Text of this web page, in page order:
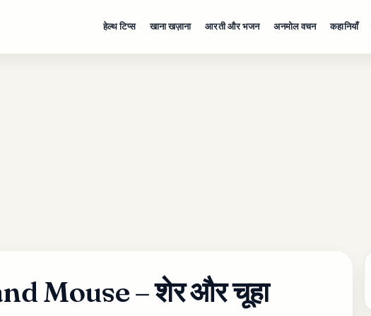
हेल्थ टिप्स खाना खज़ाना आरती और भजन अनमोल वचन कहानियाँ
Mouse – शेर और चूहा